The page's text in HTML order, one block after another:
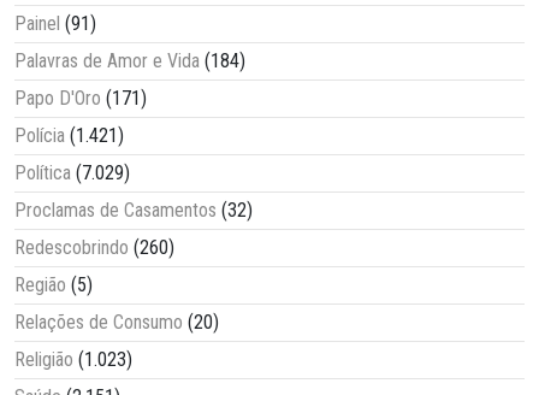
Painel (91)
Palavras de Amor e Vida (184)
Papo D'Oro (171)
Polícia (1.421)
Política (7.029)
Proclamas de Casamentos (32)
Redescobrindo (260)
Região (5)
Relações de Consumo (20)
Religião (1.023)